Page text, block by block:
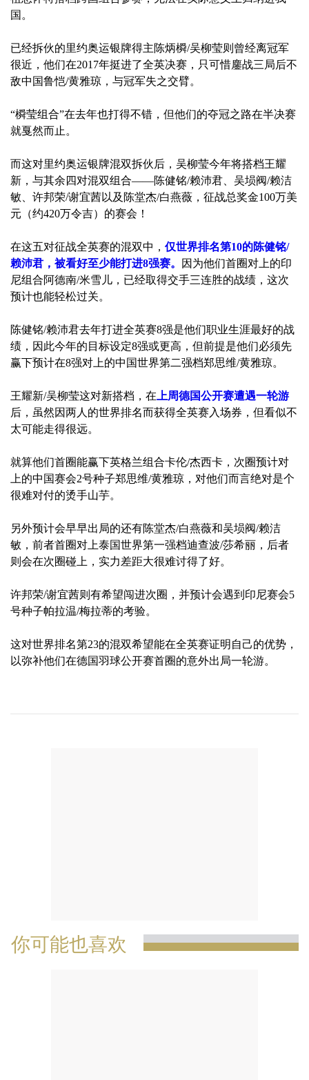
国。
已经拆伙的里约奥运银牌得主陈炳橓/吴柳莹则曾经离冠军
很近，他们在2017年挺进了全英决赛，只可惜鏖战三局后不
敌中国鲁恺/黄雅琼，与冠军失之交臂。
“橓莹组合”在去年也打得不错，但他们的夺冠之路在半决赛
就戛然而止。
而这对里约奥运银牌混双拆伙后，吴柳莹今年将搭档王耀
新，与其余四对混双组合——陈健铭/赖沛君、吴埙阀/赖洁
敏、许邦荣/谢宜茜以及陈堂杰/白燕薇，征战总奖金100万美
元（约420万令吉）的赛会！
在这五对征战全英赛的混双中， 仅世界排名第10的陈健铭/
赖沛君，被看好至少能打进8强赛。
因为他们首圈对上的印
尼组合阿德南/米雪儿，已经取得交手三连胜的战绩，这次
预计也能轻松过关。
陈健铭/赖沛君去年打进全英赛8强是他们职业生涯最好的战
绩，因此今年的目标设定8强或更高，但前提是他们必须先
赢下预计在8强对上的中国世界第二强档郑思维/黄雅琼。
王耀新/吴柳莹这对新搭档，在 上周德国公开赛遭遇一轮游
后，虽然因两人的世界排名而获得全英赛入场券，但看似不
太可能走得很远。
就算他们首圈能赢下英格兰组合卡伦/杰西卡，次圈预计对
上的中国赛会2号种子郑思维/黄雅琼，对他们而言绝对是个
很难对付的烫手山芋。
另外预计会早早出局的还有陈堂杰/白燕薇和吴埙阀/赖洁
敏，前者首圈对上泰国世界第一强档迪查波/莎希丽，后者
则会在次圈碰上，实力差距大很难讨得了好。
许邦荣/谢宜茜则有希望闯进次圈，并预计会遇到印尼赛会5
号种子帕拉温/梅拉蒂的考验。
这对世界排名第23的混双希望能在全英赛证明自己的优势，
以弥补他们在德国羽球公开赛首圈的意外出局一轮游。
你可能也喜欢